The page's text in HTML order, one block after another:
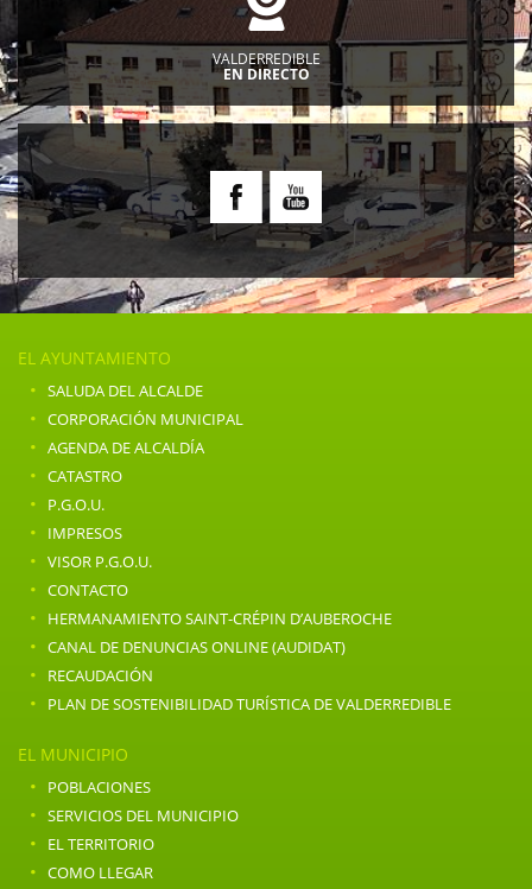
VALDERREDIBLE
EN DIRECTO
EL AYUNTAMIENTO
· SALUDA DEL ALCALDE
· CORPORACIÓN MUNICIPAL
· AGENDA DE ALCALDÍA
· CATASTRO
· P.G.O.U.
· IMPRESOS
· VISOR P.G.O.U.
· CONTACTO
· HERMANAMIENTO SAINT-CRÉPIN D’AUBEROCHE
· CANAL DE DENUNCIAS ONLINE (AUDIDAT)
· RECAUDACIÓN
· PLAN DE SOSTENIBILIDAD TURÍSTICA DE VALDERREDIBLE
EL MUNICIPIO
· POBLACIONES
· SERVICIOS DEL MUNICIPIO
· EL TERRITORIO
· COMO LLEGAR